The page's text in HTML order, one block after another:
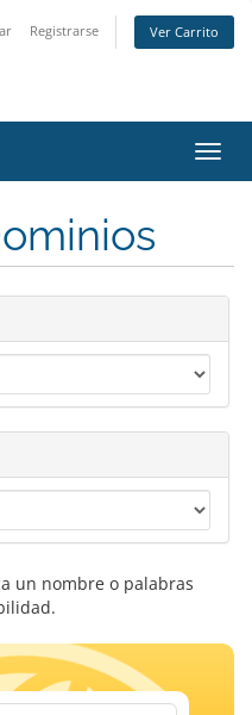
Registrarse Ver Carrito
un nombre o palabras